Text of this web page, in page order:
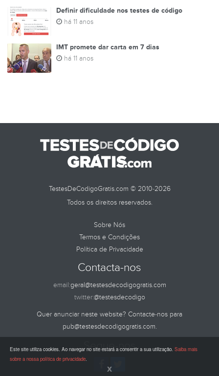
Definir dificuldade nos testes de código
há 11 anos
IMT promete dar carta em 7 dias
há 11 anos
TestesDeCodigoGratis.com © 2010-2026
Todos os direitos reservados.
Sobre Nós
Termos e Condições
Política de Privacidade
Contacta-nos
email:geral@testesdecodigogratis.com
twitter:@testesdecodigo
Quer anunciar neste website? Contacte-nos para
pub@testesdecodigogratis.com.
Segue-nos
Este site utiliza cookies. Ao navegar no site estará a consentir a sua utilização. Saiba mais
sobre a nossa política de privacidade.
x